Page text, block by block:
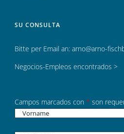
SU CONSULTA
Bitte per Email an: arno@arno-
Negocios-Empleos encontrados >
Campos marcados con * son